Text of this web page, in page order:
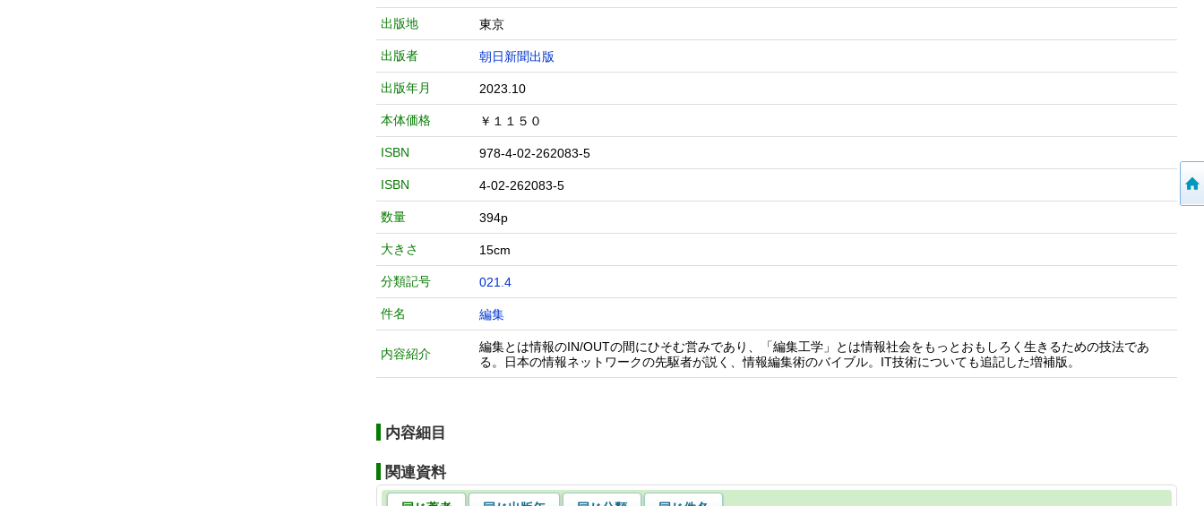
出版地 東京
出版者 朝日新聞出版
出版年月 2023.10
本体価格 ￥１１５０
ISBN 978-4-02-262083-5
ISBN 4-02-262083-5
数量 394p
大きさ 15cm
分類記号 021.4
件名 編集
内容紹介
編集とは情報のIN/OUTの間にひそむ営みであり、「編集工学」とは情報社会をもっとおもしろく生きるための技法であ
る。日本の情報ネットワークの先駆者が説く、情報編集術のバイブル。IT技術についても追記した増補版。
内容細目
関連資料